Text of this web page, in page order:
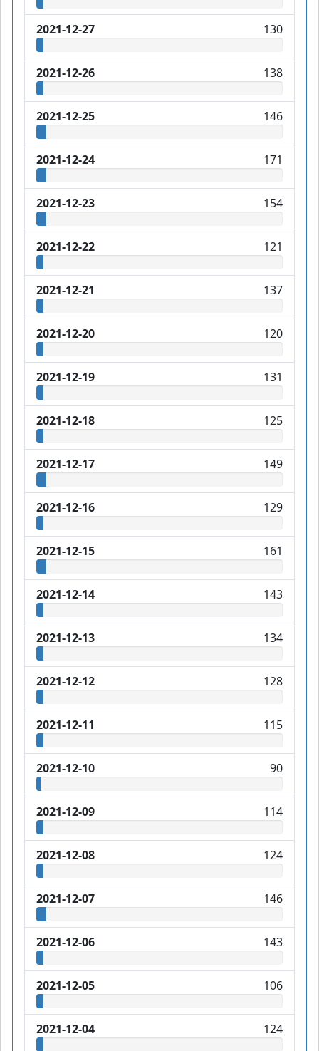
2021-12-27 130
2021-12-26 138
2021-12-25 146
2021-12-24 171
2021-12-23 154
2021-12-22 121
2021-12-21 137
2021-12-20 120
2021-12-19 131
2021-12-18 125
2021-12-17 149
2021-12-16 129
2021-12-15 161
2021-12-14 143
2021-12-13 134
2021-12-12 128
2021-12-11 115
2021-12-10 90
2021-12-09 114
2021-12-08 124
2021-12-07 146
2021-12-06 143
2021-12-05 106
2021-12-04 124